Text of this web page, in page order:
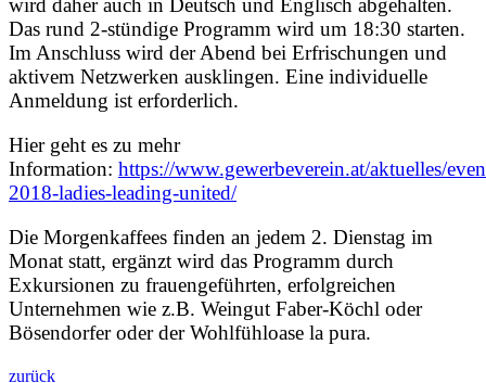
wird daher auch in Deutsch und Englisch abgehalten.
Das rund 2-stündige Programm wird um 18:30 starten.
Im Anschluss wird der Abend bei Erfrischungen und
aktivem Netzwerken ausklingen. Eine individuelle
Anmeldung ist erforderlich.
Hier geht es zu mehr
Information: https://www.gewerbeverein.at/aktuelles/
2018-ladies-leading-united/
Die Morgenkaffees finden an jedem 2. Dienstag im
Monat statt, ergänzt wird das Programm durch
Exkursionen zu frauengeführten, erfolgreichen
Unternehmen wie z.B. Weingut Faber-Köchl oder
Bösendorfer oder der Wohlfühloase la pura.
zurück